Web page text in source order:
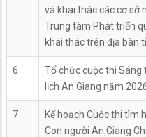
và khai thác các cơ sở
Trung tâm Phát triển
khai thác trên địa bàn
6
Tổ chức cuộc thi Sáng
lịch An Giang năm
7
Kế hoạch Cuộc thi tìm
Con người An Giang